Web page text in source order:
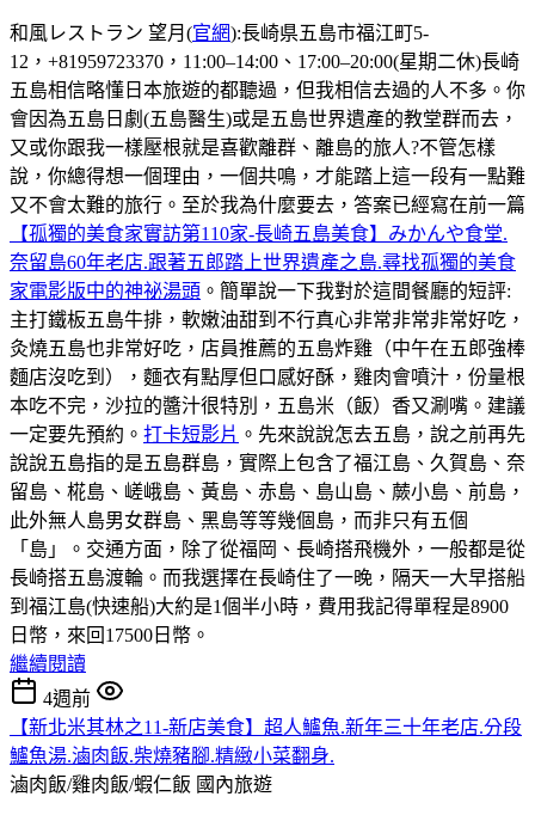
和風レストラン 望月(官網):長崎県五島市福江町5-
12，+81959723370，11:00–14:00、17:00–20:00(星期二休)長崎
五島相信略懂日本旅遊的都聽過，但我相信去過的人不多。你
會因為五島日劇(五島醫生)或是五島世界遺產的教堂群而去，
又或你跟我一樣壓根就是喜歡離群、離島的旅人?不管怎樣
說，你總得想一個理由，一個共鳴，才能踏上這一段有一點難
又不會太難的旅行。至於我為什麼要去，答案已經寫在前一篇
【孤獨的美食家實訪第110家-長崎五島美食】みかんや食堂.
奈留島60年老店.跟著五郎踏上世界遺產之島.尋找孤獨的美食
家電影版中的神祕湯頭 。簡單說一下我對於這間餐廳的短評:
主打鐵板五島牛排，軟嫩油甜到不行真心非常非常非常好吃，
灸燒五島也非常好吃，店員推薦的五島炸雞（中午在五郎強棒
麵店沒吃到），麵衣有點厚但口感好酥，雞肉會噴汁，份量根
本吃不完，沙拉的醬汁很特別，五島米（飯）香又涮嘴。建議
一定要先預約。 打卡短影片 。先來說說怎去五島，說之前再先
說說五島指的是五島群島，實際上包含了福江島、久賀島、奈
留島、椛島、嵯峨島、黃島、赤島、島山島、蕨小島、前島，
此外無人島男女群島、黑島等等幾個島，而非只有五個
「島」。交通方面，除了從福岡、長崎搭飛機外，一般都是從
長崎搭五島渡輪。而我選擇在長崎住了一晚，隔天一大早搭船
到福江島(快速船)大約是1個半小時，費用我記得單程是8900
日幣，來回17500日幣。
繼續閱讀
4週前
【新北米其林之11-新店美食】超人鱸魚.新年三十年老店.分段
鱸魚湯.滷肉飯.柴燒豬腳.精緻小菜翻身.
滷肉飯/雞肉飯/蝦仁飯 國內旅遊